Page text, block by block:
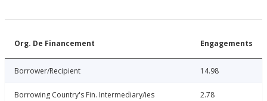
Org. De Financement Engagements
Borrower/Recipient 14.98
Borrowing Country's Fin. Intermediary/ies 2.78